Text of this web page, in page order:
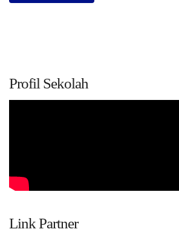
Profil Sekolah
Link Partner